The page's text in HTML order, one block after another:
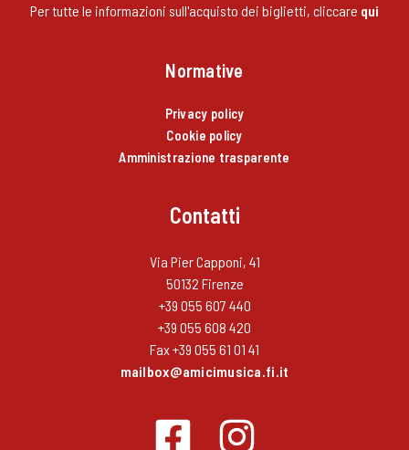
Per tutte le informazioni sull'acquisto dei biglietti, cliccare qui
Normative
Privacy policy
Cookie policy
Amministrazione trasparente
Contatti
Via Pier Capponi, 41
50132 Firenze
+39 055 607 440
+39 055 608 420
Fax +39 055 61 01 41
mailbox@amicimusica.fi.it